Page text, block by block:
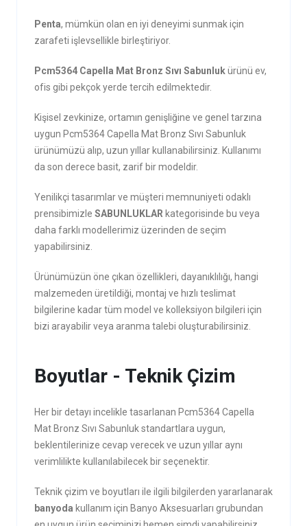
Penta, mümkün olan en iyi deneyimi sunmak için
zarafeti işlevsellikle birleştiriyor.
Pcm5364 Capella Mat Bronz Sıvı Sabunlukürünü ev,
ofis gibi pekçok yerde tercih edilmektedir.
Kişisel zevkinize, ortamın genişliğine ve genel tarzına
uygun Pcm5364 Capella Mat Bronz Sıvı Sabunluk
ürünümüzü alıp, uzun yıllar kullanabilirsiniz. Kullanımı
da son derece basit, zarif bir modeldir.
Yenilikçi tasarımlar ve müşteri memnuniyeti odaklı
prensibimizle SABUNLUKLAR kategorisinde bu veya
daha farklı modellerimiz üzerinden de seçim
yapabilirsiniz.
Ürünümüzün öne çıkan özellikleri, dayanıklılığı, hangi
malzemeden üretildiği, montaj ve hızlı teslimat
bilgilerine kadar tüm model ve kolleksiyon bilgileri için
bizi arayabilir veya aranma talebi oluşturabilirsiniz.
Boyutlar - Teknik Çizim
Her bir detayı incelikle tasarlanan Pcm5364 Capella
Mat Bronz Sıvı Sabunluk standartlara uygun,
beklentilerinize cevap verecek ve uzun yıllar aynı
verimlilikte kullanılabilecek bir seçenektir.
Teknik çizim ve boyutları ile ilgili bilgilerden yararlanarak
banyoda kullanım için Banyo Aksesuarları grubundan